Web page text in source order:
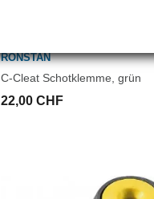
RONSTAN
C-Cleat Schotklemme, grün
22,00 CHF